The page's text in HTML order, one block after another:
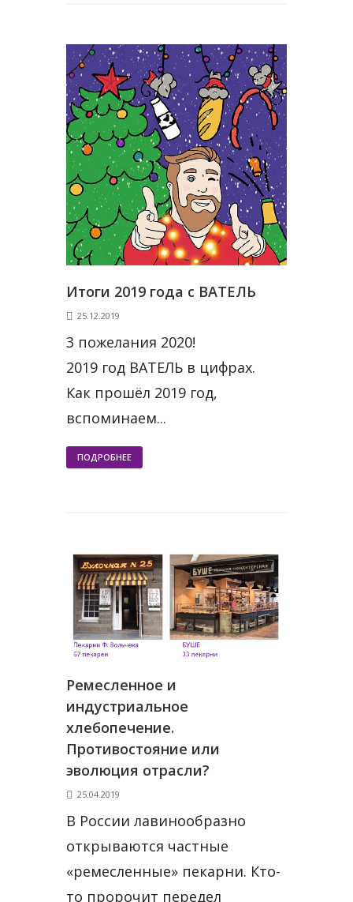
Итоги 2019 года с ВАТЕЛЬ
25.12.2019
3 пожелания 2020!
2019 год ВАТЕЛЬ в цифрах.
Как прошёл 2019 год,
вспоминаем...
ПОДРОБНЕЕ
Ремесленное и
индустриальное
хлебопечение.
Противостояние или
эволюция отрасли?
25.04.2019
В России лавинообразно
открываются частные
«ремесленные» пекарни. Кто-
то пророчит передел